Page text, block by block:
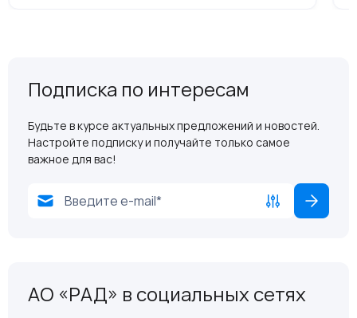
Подписка по интересам
Будьте в курсе актуальных предложений и новостей.
Настройте подписку и получайте только самое
важное для вас!
АО «РАД» в социальных сетях